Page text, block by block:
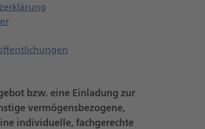
Öffnet einen neuen Browser Tab
bzw. eine Einladung zur
vermögensbezogene,
individuelle, fachgerechte